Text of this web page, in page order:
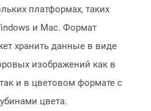
платформах, таких
и Mac. Формат
хранить данные в виде
изображений как в
и в цветовом формате с
цвета.